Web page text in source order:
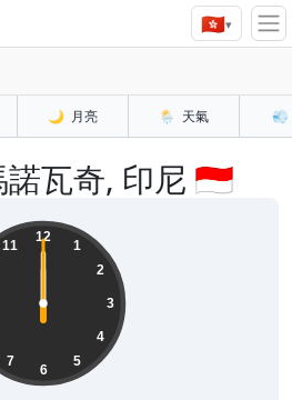
🇭🇰▾
🌙 月亮 🌦️ 天氣 💨
瓦奇, 印尼 🇮🇩
12
1
2
3
4
5
6
7
11